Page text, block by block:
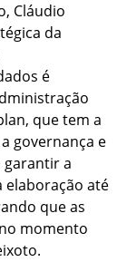
Cláudio
da
é
que tem a
governança e
garantir a
elaboração até
que as
momento